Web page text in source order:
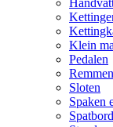
Klein
Pedalen
Sloten
Spaken